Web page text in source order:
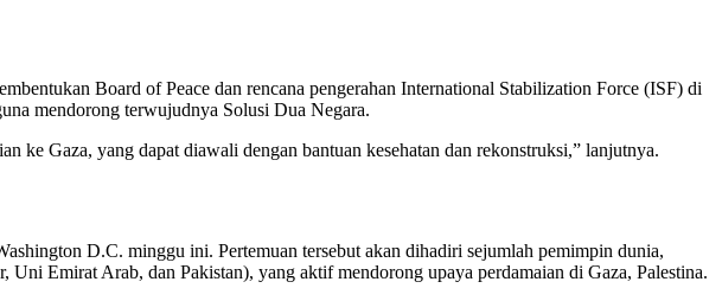
Board of Peace dan rencana pengerahan International Stabilization Force (ISF) di
mendorong terwujudnya Solusi Dua Negara.
ke Gaza, yang dapat diawali dengan bantuan kesehatan dan rekonstruksi,” lanjutnya.
D.C. minggu ini. Pertemuan tersebut akan dihadiri sejumlah pemimpin dunia,
Emirat Arab, dan Pakistan), yang aktif mendorong upaya perdamaian di Gaza, Palestina.